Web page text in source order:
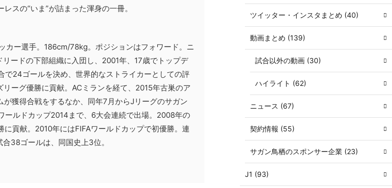
スの“いま”が詰まった渾身の一冊。
ー選手。186cm/78kg。ポジションはフォワード。ニ
ードの下部組織に入団し、2001年、17歳でトップデ
24ゴールを決め、世界的なストライカーとしての評
ーグ優勝に貢献。ACミランを経て、2015年古巣のア
獲得合戦をするなか、同年7月からJリーグのサガン
ールドカップ2014まで、6大会連続で出場。2008年の
貢献。2010年にはFIFAワールドカップで初優勝。連
38ゴールは、同国史上3位。
ツイッター・インスタまとめ (40)
動画まとめ (139)
試合以外の動画 (30)
ハイライト (62)
ニュース (67)
契約情報 (55)
サガン鳥栖のスポンサー企業 (23)
J1 (93)